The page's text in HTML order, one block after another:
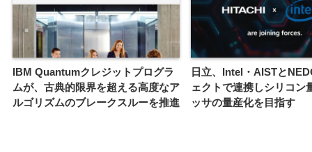
IBM Quantumクレジットプログラ
ムが、古典的限界を超える高度なア
ルゴリズムのブレークスルーを推進
日立、Intel・AISTと
ェクトで連携しシリコン
ッサの量産化を目指す